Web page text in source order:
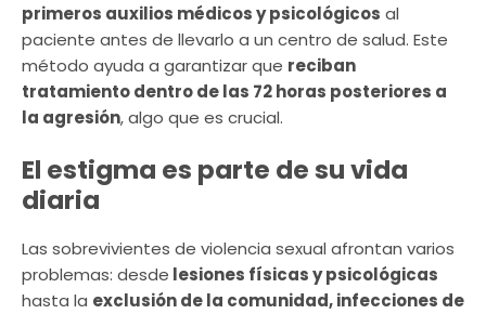
primeros auxilios médicos y psicológicos al
paciente antes de llevarlo a un centro de salud. Este
método ayuda a garantizar que reciban
tratamiento dentro de las 72 horas posteriores a
la agresión, algo que es crucial.
El estigma es parte de su vida
diaria
Las sobrevivientes de violencia sexual afrontan varios
problemas: desde lesiones físicas y psicológicas
hasta la exclusión de la comunidad, infecciones de